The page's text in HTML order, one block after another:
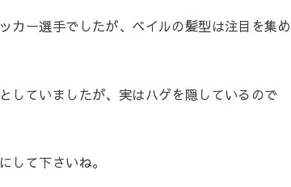
カー選手でしたが、ベイルの髪型は注目を集め
していましたが、実はハゲを隠しているので
して下さいね。